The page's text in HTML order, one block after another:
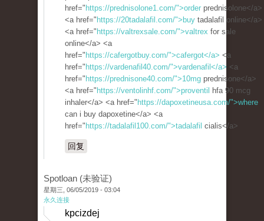
href=" https://prednisolone1.com/">order prednisolone</a>
<a href=" https://20tadalafil.com/">buy tadalafil online</a>
<a href=" https://valtrexsale.com/">valtrex for sale
online</a> <a
href=" https://cafergotbuy.com/">cafergot</a> <a
href=" https://vardenafil40.com/">vardenafil</a> <a
href=" https://prednisone40.com/">10mg prednisone</a>
<a href=" https://ventolinhf.com/">proventil
hfa 90 mcg
inhaler</a> <a href=" https://dapoxetineusa.com/">where
can i buy dapoxetine</a> <a
href=" https://tadalafil100.com/">tadalafil cialis</a>
回复
Spotloan (未验证)
星期三, 06/05/2019 - 03:04
永久连接
kpcizdej